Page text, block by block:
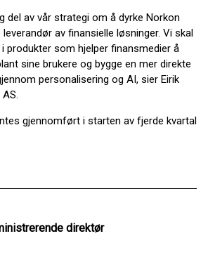
del av vår strategi om å dyrke Norkon
av finansielle løsninger. Vi skal
produkter som hjelper finansmedier å
sine brukere og bygge en mer direkte
personalisering og AI, sier Eirik
gjennomført i starten av fjerde kvartal
direktør